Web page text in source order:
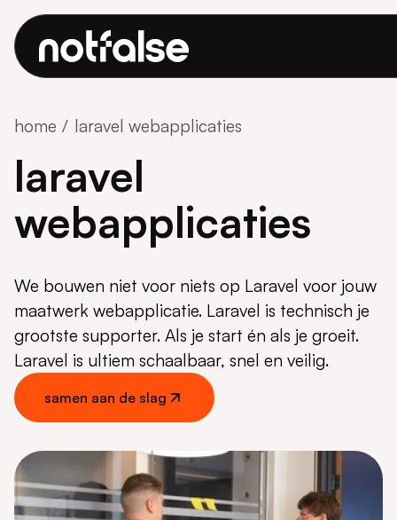
home laravel webapplicaties
laravel
webapplicaties
We bouwen niet voor niets op Laravel voor jouw
maatwerk webapplicatie. Laravel is technisch je
grootste supporter. Als je start én als je groeit.
Laravel is ultiem schaalbaar, snel en veilig.
samen aan de slag
samen aan de slag